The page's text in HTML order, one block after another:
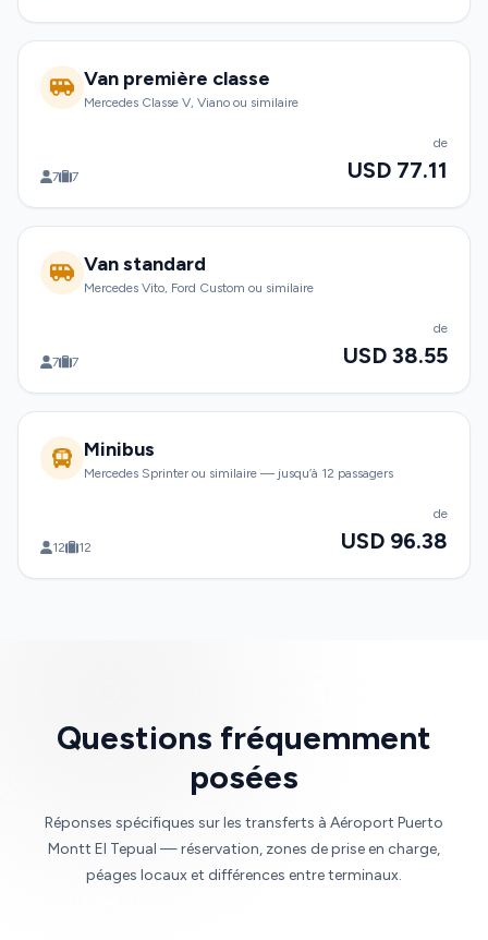
Van première classe
Mercedes Classe V, Viano ou similaire
7 7
de
USD 77.11
Van standard
Mercedes Vito, Ford Custom ou similaire
7 7
de
USD 38.55
Minibus
Mercedes Sprinter ou similaire — jusqu’à 12 passagers
12 12
de
USD 96.38
Questions fréquemment
posées
Réponses spécifiques sur les transferts à Aéroport Puerto
Montt El Tepual — réservation, zones de prise en charge,
péages locaux et différences entre terminaux.